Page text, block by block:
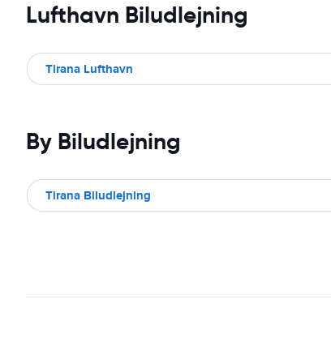
Lufthavn Biludlejning
Tirana Lufthavn
By Biludlejning
Tirana Biludlejning